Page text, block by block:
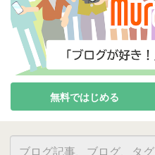
無料ではじめる